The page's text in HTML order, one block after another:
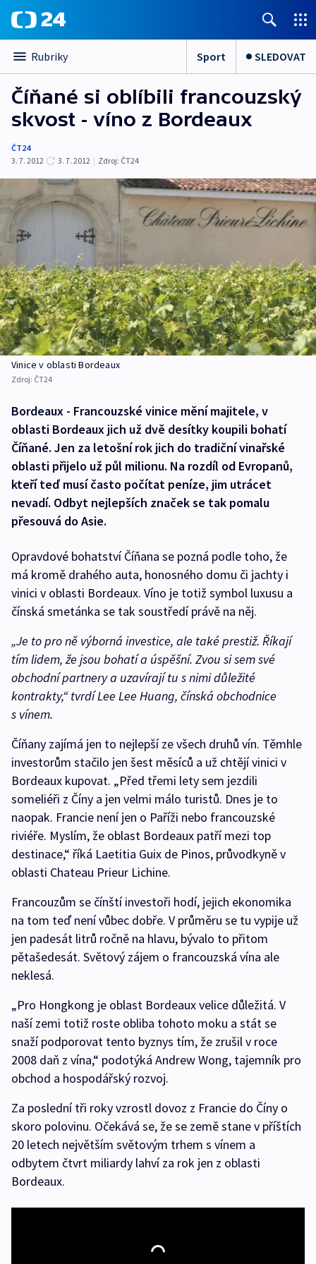
Rubriky Sport SLEDOVAT
Číňané si oblíbili francouzský
skvost - víno z Bordeaux
ČT24
3. 7. 2012
3. 7. 2012 | Zdroj: ČT24
Vinice v oblasti Bordeaux
Zdroj: ČT24
Bordeaux - Francouzské vinice mění majitele, v
oblasti Bordeaux jich už dvě desítky koupili bohatí
Číňané. Jen za letošní rok jich do tradiční vinařské
oblasti přijelo už půl milionu. Na rozdíl od Evropanů,
kteří teď musí často počítat peníze, jim utrácet
nevadí. Odbyt nejlepších značek se tak pomalu
přesouvá do Asie.
Opravdové bohatství Číňana se pozná podle toho, že
má kromě drahého auta, honosného domu či jachty i
vinici v oblasti Bordeaux. Víno je totiž symbol luxusu a
čínská smetánka se tak soustředí právě na něj.
„Je to pro ně výborná investice, ale také prestiž. Říkají
tím lidem, že jsou bohatí a úspěšní. Zvou si sem své
obchodní partnery a uzavírají tu s nimi důležité
kontrakty,“tvrdí Lee Lee Huang, čínská obchodnice
s vínem.
Číňany zajímá jen to nejlepší ze všech druhů vín. Těmhle
investorům stačilo jen šest měsíců a už chtějí vinici v
Bordeaux kupovat. „Před třemi lety sem jezdili
someliéři z Číny a jen velmi málo turistů. Dnes je to
naopak. Francie není jen o Paříži nebo francouzské
riviéře. Myslím, že oblast Bordeaux patří mezi top
destinace,“ říká Laetitia Guix de Pinos, průvodkyně v
oblasti Chateau Prieur Lichine.
Francouzům se čínští investoři hodí, jejich ekonomika
na tom teď není vůbec dobře. V průměru se tu vypije už
jen padesát litrů ročně na hlavu, bývalo to přitom
pětašedesát. Světový zájem o francouzská vína ale
neklesá.
„Pro Hongkong je oblast Bordeaux velice důležitá. V
naší zemi totiž roste obliba tohoto moku a stát se
snaží podporovat tento byznys tím, že zrušil v roce
2008 daň z vína,“ podotýká Andrew Wong, tajemník pro
obchod a hospodářský rozvoj.
Za poslední tři roky vzrostl dovoz z Francie do Číny o
skoro polovinu. Očekává se, že se země stane v příštích
20 letech největším světovým trhem s vínem a
odbytem čtvrt miliardy lahví za rok jen z oblasti
Bordeaux.